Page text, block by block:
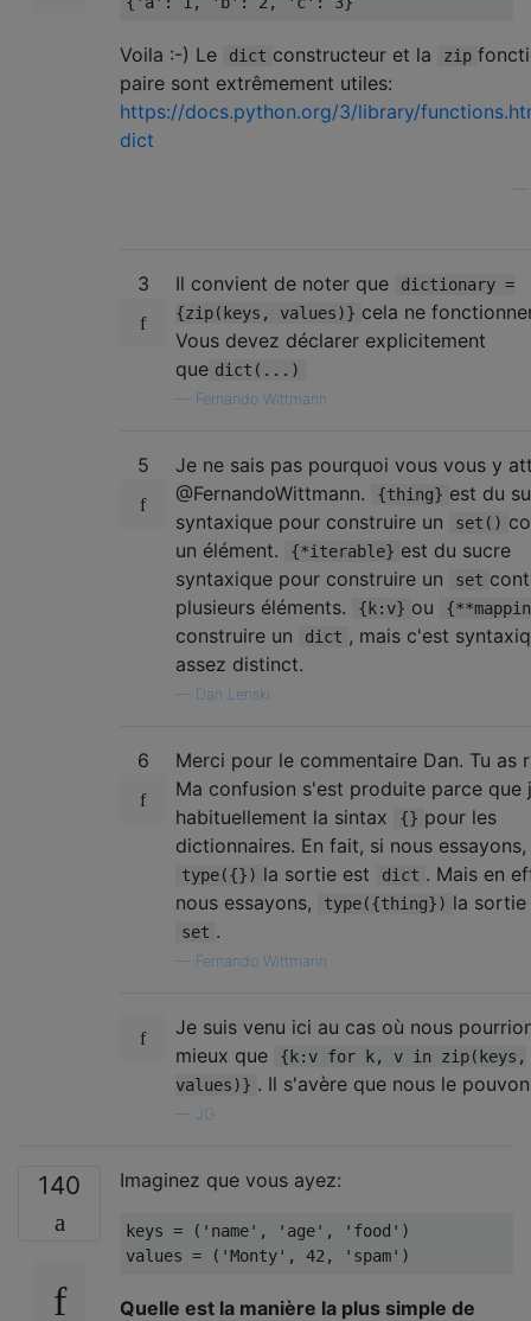
Voila :-) Le dict constructeur et la zip
paire sont extrêmement utiles:
https://docs.python.org/3/library/
dict
3 Il convient de noter que
dictionary =
{zip(keys, values)} cela ne
Vous devez déclarer explicitement
que dict(...)
Fernando Wittmann
5
Je ne sais pas pourquoi vous vous y
@FernandoWittmann.
{thing} est du
syntaxique pour construire un
set()
un élément.
{*iterable} est du sucre
syntaxique pour construire un
set
plusieurs éléments.
{k:v} ou
construire un dict , mais c'est
assez distinct.
Dan Lenski
6
Merci pour le commentaire Dan. Tu as
Ma confusion s'est produite parce que
habituellement la sintax
{} pour les
dictionnaires. En fait, si nous essayons,
type({}) la sortie est dict . Mais en
nous essayons,
type({thing}) la sortie
set .
Fernando Wittmann
Je suis venu ici au cas où nous
mieux que
{k:v for k, v in zip(keys,
values)} . Il s'avère que nous le
JG
140 Imaginez que vous ayez:
keys = ( 'name' , 'age' , 'food' )
values = ( 'Monty' , 42 , 'spam' )
Quelle est la manière la plus simple de